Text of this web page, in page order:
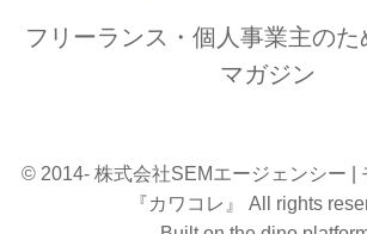
フリーランス・個人事業主のた
マガジン
© 2014- 株式会社SEMエージェンシー |
『カワコレ』 All rights